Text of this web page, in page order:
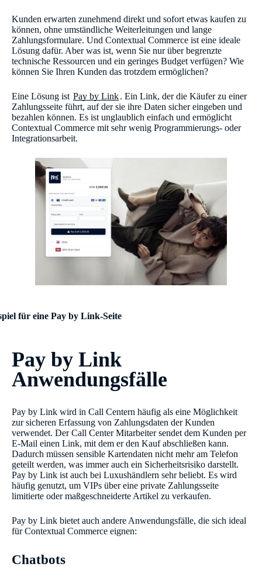
Kunden erwarten zunehmend direkt und sofort etwas kaufen zu
können, ohne umständliche Weiterleitungen und lange
Zahlungsformulare. Und Contextual Commerce ist eine ideale
Lösung dafür. Aber was ist, wenn Sie nur über begrenzte
technische Ressourcen und ein geringes Budget verfügen? Wie
können Sie Ihren Kunden das trotzdem ermöglichen?
Eine Lösung ist Pay by Link. Ein Link, der die Käufer zu einer
Zahlungsseite führt, auf der sie ihre Daten sicher eingeben und
bezahlen können. Es ist unglaublich einfach und ermöglicht
Contextual Commerce mit sehr wenig Programmierungs- oder
Integrationsarbeit.
für eine Pay by Link-Seite
Pay by Link
Anwendungsfälle
Pay by Link wird in Call Centern häufig als eine Möglichkeit
zur sicheren Erfassung von Zahlungsdaten der Kunden
verwendet. Der Call Center Mitarbeiter sendet dem Kunden per
E-Mail einen Link, mit dem er den Kauf abschließen kann.
Dadurch müssen sensible Kartendaten nicht mehr am Telefon
geteilt werden, was immer auch ein Sicherheitsrisiko darstellt.
Pay by Link ist auch bei Luxushändlern sehr beliebt. Es wird
häufig genutzt, um VIPs über eine private Zahlungsseite
limitierte oder maßgeschneiderte Artikel zu verkaufen.
Pay by Link bietet auch andere Anwendungsfälle, die sich ideal
für Contextual Commerce eignen:
Chatbots